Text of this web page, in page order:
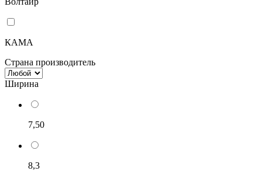
КАМА
Страна производитель
Ширина
7,50
8,3